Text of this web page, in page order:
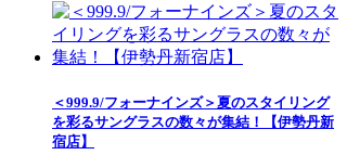
＜999.9/フォーナインズ＞夏のスタイリング
を彩るサングラスの数々が集結！【伊勢丹新
宿店】